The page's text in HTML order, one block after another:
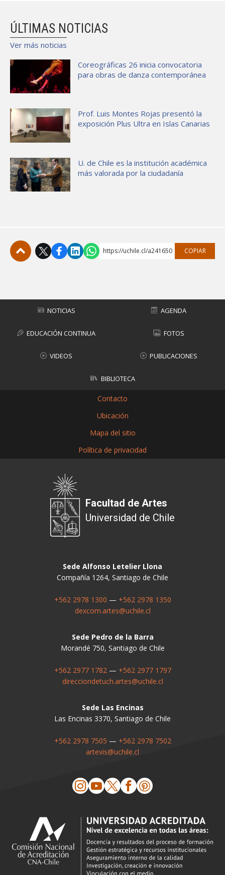
ÚLTIMAS NOTICIAS
Ver más noticias
Coreográficas 26 inicia convocatoria
para obras de danza contemporánea
Prof. Luis Montes Rojas presentó la
exposición Plus Ultra en Islas Canarias
U. de Chile es la institución académica
más valorada por la ciudadanía
https://uchile.cl/a241650 COPIAR
NOTICIAS AGENDA
EDUCACIÓN CONTINUA FOTOS
VIDEOS PUBLICACIONES
BIBLIOTECA
Contacto
Ubicación
Mapa del sitio
Política de privacidad
Facultad de Artes
Universidad de Chile
Sede Alfonso Letelier Llona
Compañía 1264, Santiago de Chile
+562 2978 1300 — +562 2978 1350
dexcom.artes@uchile.cl
Sede Pedro de la Barra
Morandé 750, Santiago de Chile
+562 2977 1782 — +562 2977 1797
direcciondetuch.artes@uchile.cl
Sede Las Encinas
Las Encinas 3370, Santiago de Chile
+562 2978 7505 — +562 2978 7502
artevis@uchile.cl